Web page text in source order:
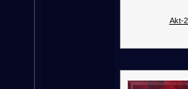
Akt-